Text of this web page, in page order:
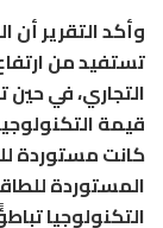
وأكد التقرير أن
تستفيد من
التجاري، في
قيمة
كانت مستوردة
المستوردة
التكنولوجيا